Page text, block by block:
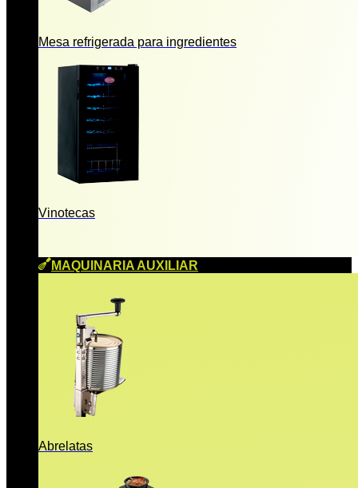
Mesa refrigerada para ingredientes
Vinotecas
MAQUINARIA AUXILIAR
Abrelatas